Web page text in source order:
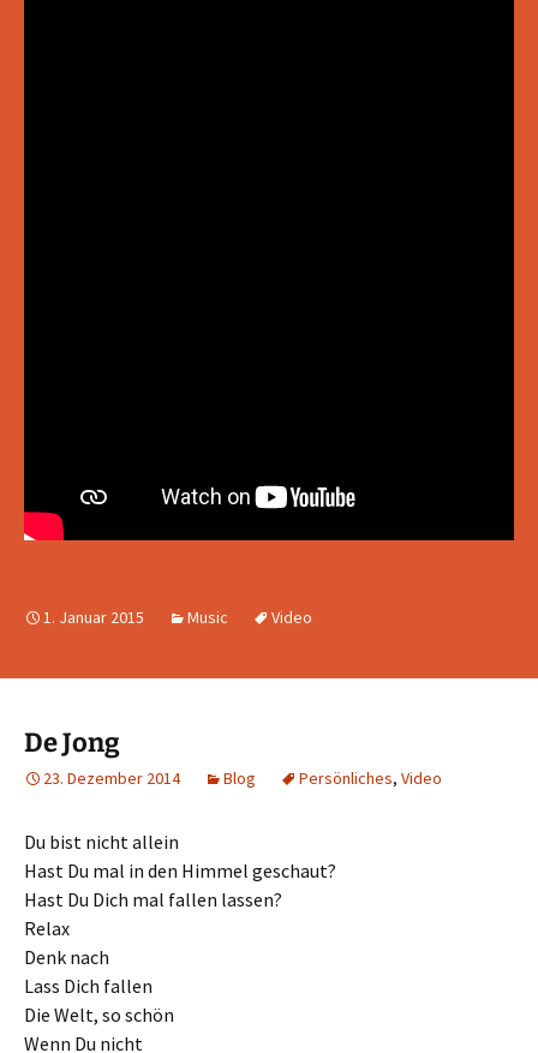
1. Januar 2015 Music Video
De Jong
23. Dezember 2014 Blog Persönliches, Video
Du bist nicht allein
Hast Du mal in den Himmel geschaut?
Hast Du Dich mal fallen lassen?
Relax
Denk nach
Lass Dich fallen
Die Welt, so schön
Wenn Du nicht